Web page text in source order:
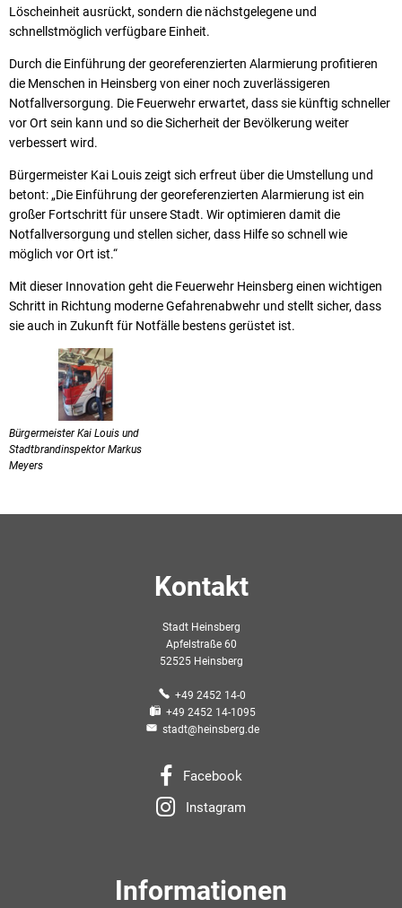
Löscheinheit ausrückt, sondern die nächstgelegene und
schnellstmöglich verfügbare Einheit.
Durch die Einführung der georeferenzierten Alarmierung profitieren
die Menschen in Heinsberg von einer noch zuverlässigeren
Notfallversorgung. Die Feuerwehr erwartet, dass sie künftig schneller
vor Ort sein kann und so die Sicherheit der Bevölkerung weiter
verbessert wird.
Bürgermeister Kai Louis zeigt sich erfreut über die Umstellung und
betont: „Die Einführung der georeferenzierten Alarmierung ist ein
großer Fortschritt für unsere Stadt. Wir optimieren damit die
Notfallversorgung und stellen sicher, dass Hilfe so schnell wie
möglich vor Ort ist.“
Mit dieser Innovation geht die Feuerwehr Heinsberg einen wichtigen
Schritt in Richtung moderne Gefahrenabwehr und stellt sicher, dass
sie auch in Zukunft für Notfälle bestens gerüstet ist.
Bürgermeister Kai Louis und
Stadtbrandinspektor Markus
Meyers
Kontakt
Stadt Heinsberg
Apfelstraße 60
52525 Heinsberg
+49 2452 14-0
+49 2452 14-1095
stadt@heinsberg.de
Facebook
Instagram
Informationen